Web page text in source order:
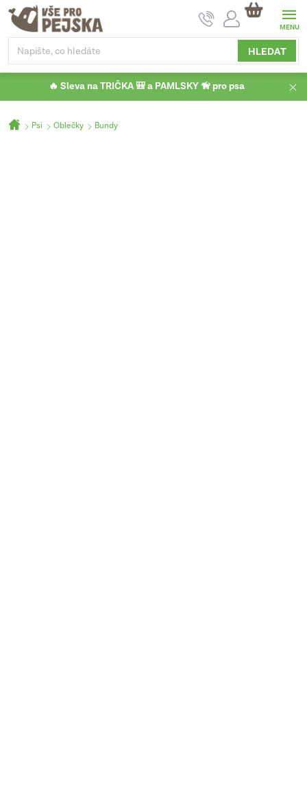
Přejít
obsah
HLEDAT
NÁKUPNÍ
KOŠÍK
🔥 Sleva na TRIČKA 🎒 a PAMLSKY 🦮 pro psa
Domů
Psi Oblečky Bundy